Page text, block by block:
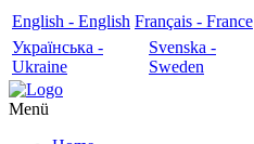
English - English Français - France
Українська -
Ukraine
Svenska -
Sweden
Menü